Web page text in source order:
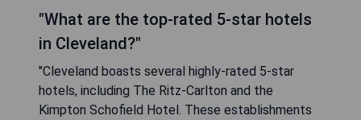
"What are the top-rated 5-star hotels
in Cleveland?"
"Cleveland boasts several highly-rated 5-star
hotels, including The Ritz-Carlton and the
Kimpton Schofield Hotel. These establishments